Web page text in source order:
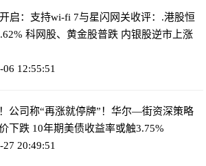
启：支持wi-fi 7与星闪网关收评：.港股恒
科网股、黄金股普跌 内银股逆市上涨
06 12:55:51
公司称“再涨就停牌”！ 华尔—街资深策略
下跌 10年期美债收益率或触3.75%
27 20:49:51